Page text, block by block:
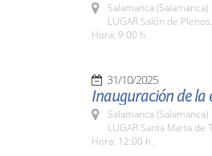
Salamanca (Salamanca)
LUGAR Salón de
Hora: 9:00 h.
31/10/2025
Inauguración de la
Salamanca (Salamanca)
LUGAR Santa Marta de
Hora: 12:00 h.